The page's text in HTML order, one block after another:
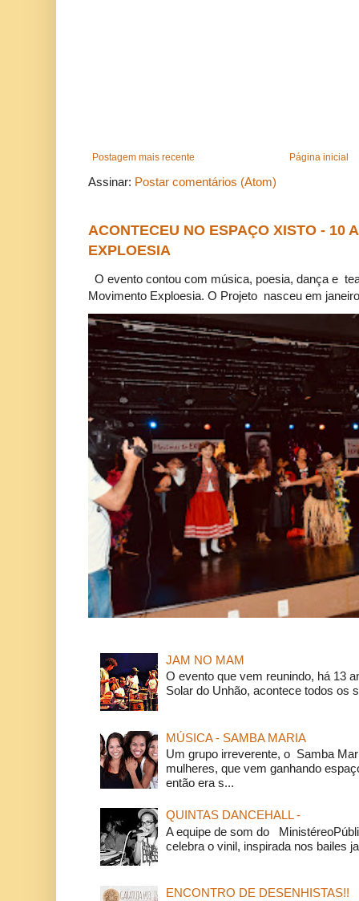
Postagem mais recente Página inicial
Assinar: Postar comentários (Atom)
ACONTECEU NO ESPAÇO XISTO - 10
EXPLOESIA
O evento contou com música, poesia, dança e
Movimento Exploesia. O Projeto nasceu em
JAM NO MAM
O evento que vem reunindo, há 13
Solar do Unhão, acontece todos os
MÚSICA - SAMBA MARIA
Um grupo irreverente, o Samba
mulheres, que vem ganhando
então era s...
QUINTAS DANCEHALL -
A equipe de som do
celebra o vinil, inspirada nos bailes
ENCONTRO DE DESENHISTAS!!